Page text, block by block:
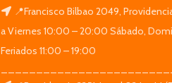
📍Francisco Bilbao 2049,
a Viernes 10:00 – 20:00 Sábado,
Feriados 11:00 – 19:00